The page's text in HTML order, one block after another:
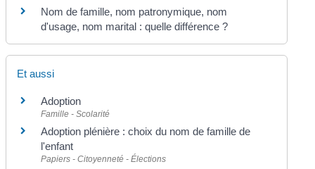
Nom de famille, nom patronymique, nom
d'usage, nom marital : quelle différence ?
Et aussi
Adoption
Famille - Scolarité
Adoption plénière : choix du nom de famille de
l'enfant
Papiers - Citoyenneté - Élections